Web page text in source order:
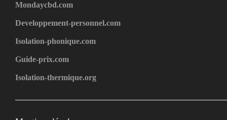
Mondaycbd.com
Developpement-personnel.com
Isolation-phonique.com
Guide-prix.com
Isolation-thermique.org